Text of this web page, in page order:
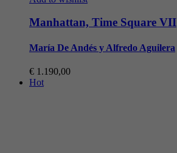
Manhattan, Time Square VII
María De Andés y Alfredo Aguilera
€ 1.190,00
Hot